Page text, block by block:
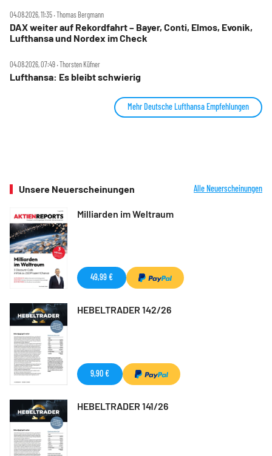
04.08.2026, 11:35 ‧ Thomas Bergmann
DAX weiter auf Rekordfahrt – Bayer, Conti, Elmos, Evonik,
Lufthansa und Nordex im Check
04.08.2026, 07:49 ‧ Thorsten Küfner
Lufthansa: Es bleibt schwierig
Mehr Deutsche Lufthansa Empfehlungen
Unsere Neuerscheinungen Alle Neuerscheinungen
Milliarden im Weltraum
49,99 €
HEBELTRADER 142/26
9,90 €
HEBELTRADER 141/26